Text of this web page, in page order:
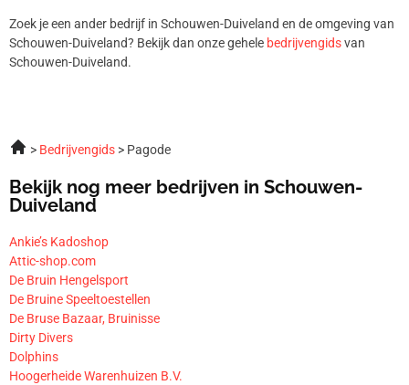
Zoek je een ander bedrijf in Schouwen-Duiveland en de omgeving van
Schouwen-Duiveland? Bekijk dan onze gehele bedrijvengidsvan
Schouwen-Duiveland.
Bedrijvengids Pagode
Bekijk nog meer bedrijven in Schouwen-
Duiveland
Ankie’s Kadoshop
Attic-shop.com
De Bruin Hengelsport
De Bruine Speeltoestellen
De Bruse Bazaar, Bruinisse
Dirty Divers
Dolphins
Hoogerheide Warenhuizen B.V.